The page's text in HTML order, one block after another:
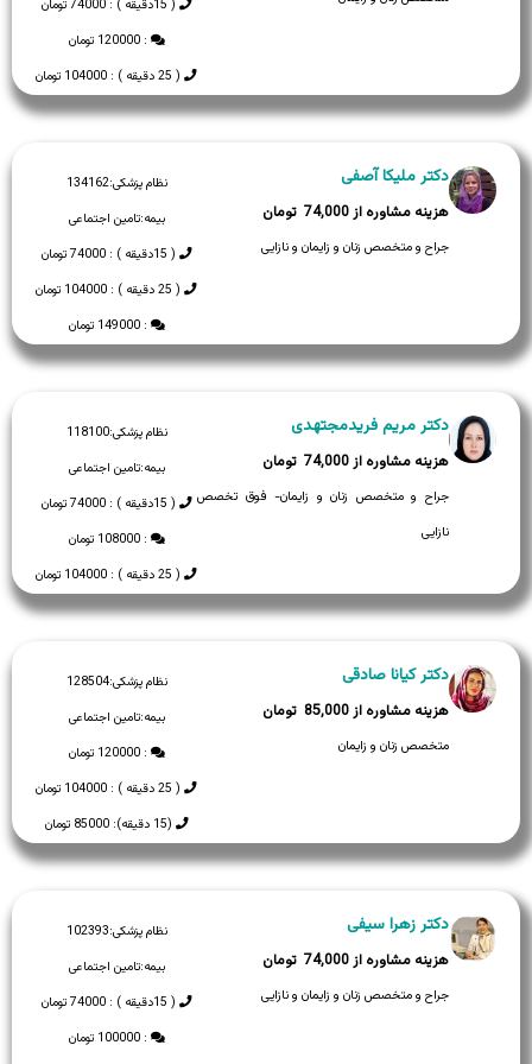
( 15دقیقه ) : 74000 تومان
: 120000 تومان
( 25 دقیقه ) : 104000 تومان
نظام پزشکی:134162
بیمه:تامین اجتماعی
( 15دقیقه ) : 74000 تومان
( 25 دقیقه ) : 104000 تومان
: 149000 تومان
دکتر ملیکا آصفی
74,000
جراح و متخصص زنان و زایمان و نازایی
نظام پزشکی:118100
بیمه:تامین اجتماعی
( 15دقیقه ) : 74000 تومان
: 108000 تومان
( 25 دقیقه ) : 104000 تومان
دکتر مریم فریدمجتهدی
74,000
جراح و متخصص زنان و زایمان- فوق تخصص
نازایی
نظام پزشکی:128504
بیمه:تامین اجتماعی
: 120000 تومان
( 25 دقیقه ) : 104000 تومان
(15 دقیقه): 85000 تومان
دکتر کیانا صادقی
85,000
متخصص زنان و زایمان
نظام پزشکی:102393
بیمه:تامین اجتماعی
( 15دقیقه ) : 74000 تومان
: 100000 تومان
دکتر زهرا سیفی
74,000
جراح و متخصص زنان و زایمان و نازایی